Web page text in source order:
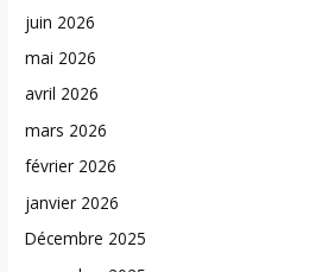
juin 2026
mai 2026
avril 2026
mars 2026
février 2026
janvier 2026
Décembre 2025